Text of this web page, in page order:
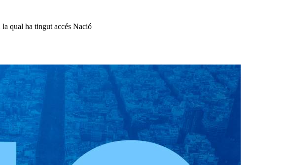
qual ha tingut accés Nació